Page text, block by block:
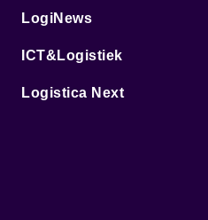
LogiNews
ICT&Logistiek
Logistica Next